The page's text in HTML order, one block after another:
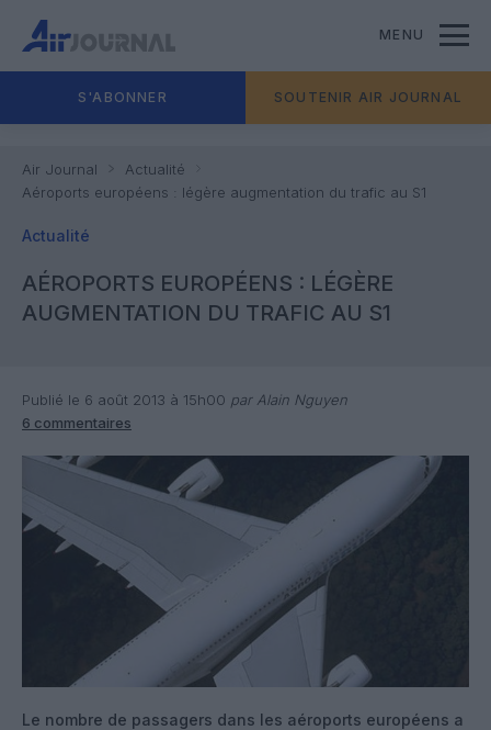
MENU
S'ABONNER SOUTENIR AIR JOURNAL
Air Journal
Actualité
Aéroports européens : légère augmentation du trafic au S1
Actualité
AÉROPORTS EUROPÉENS : LÉGÈRE
AUGMENTATION DU TRAFIC AU S1
Publié le 6 août 2013 à 15h00 par Alain Nguyen
6 commentaires
Le nombre de passagers dans les aéroports européens a